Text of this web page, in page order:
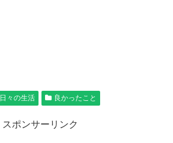
日々の生活 良かったこと
スポンサーリンク